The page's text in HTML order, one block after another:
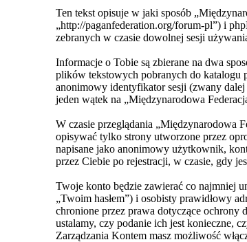
Ten tekst opisuje w jaki sposób
„http://paganfederation.org/forum-pl”) i
zebranych w czasie dowolnej sesji
Informacje o Tobie są zbierane na dwa
plików tekstowych pobranych do katalogu
anonimowy identyfikator sesji (zwany
jeden wątek na „Międzynarodowa
W czasie przeglądania „Międzynarodowa
opisywać tylko strony utworzone przez
napisane jako anonimowy użytkownik,
przez Ciebie po rejestracji, w czasie, gdy
Twoje konto będzie zawierać co najmniej
„Twoim hasłem”) i osobisty prawidłowy
chronione przez prawa dotyczące
ustalamy, czy podanie ich jest konieczne,
Zarządzania Kontem masz możliwość